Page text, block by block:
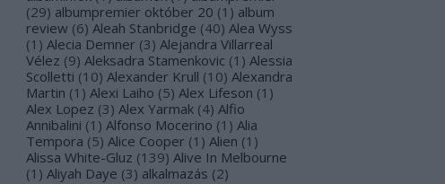
(29) albumpremier október 20 (1 ) album
review (6) Aleah Stanbridge (40) Alea Wyss
(1 ) Alecia Demner (3) Alejandra Villarreal
Vélez (9) Aleksadra Stamenkovic (1 ) Alessia
Scolletti (10) Alexander Krull (10) Alexandra
Martin (1 ) Alexi Laiho (5) Alex Lifeson (1 )
Alex Lopez (3) Alex Yarmak (4) Alfio
Annibalini (1 ) Alfonso Mocerino (1 ) Alia
Tempora (5) Alice Cooper (1 ) Alien (1 )
Alissa White-Gluz (139) Alive In Melbourne
(1 ) Aliyah Daye (3) alkalmazás (2)